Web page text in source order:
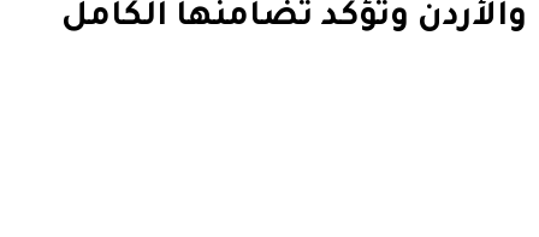
والأردن وتؤكد تضامنها الكامل